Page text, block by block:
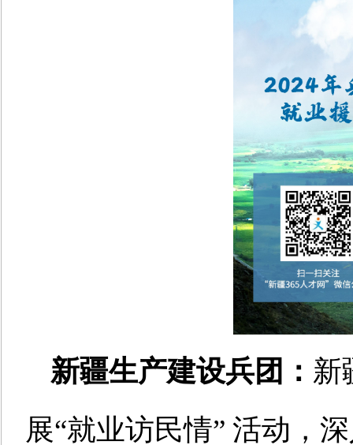
新疆生产建设兵团： 新
展“就业访民情” 活动，